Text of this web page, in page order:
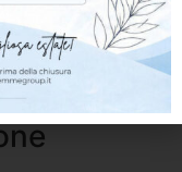
e finiture